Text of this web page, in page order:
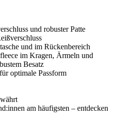
und robuster Patte
und im Rückenbereich
im Kragen, Ärmeln und
Besatz
optimale Passform
am häufigsten – entdecken